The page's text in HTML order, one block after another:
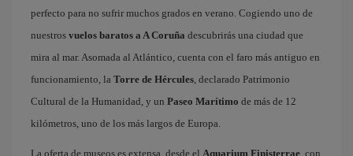
perfecto para no sufrir muchos grados en verano. Cogiendo uno de
nuestros vuelos baratos a A Coruña descubrirás una ciudad que
mira al mar. Asomada al Atlántico, cuenta con el faro más antiguo en
funcionamiento, la Torre de Hércules, declarado Patrimonio
Cultural de la Humanidad, y un Paseo Marítimo de más de 12
kilómetros, uno de los más largos de Europa.
La oferta de museos es extensa, desde el Aquarium Finisterrae, con